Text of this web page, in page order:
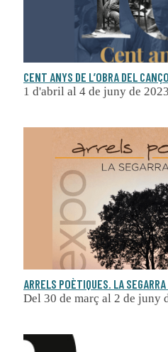
CENT ANYS DE L’OBRA DEL
1 d'abril al 4 de juny de
ARRELS POÈTIQUES. LA SEGARRA
Del 30 de març al 2 de juny